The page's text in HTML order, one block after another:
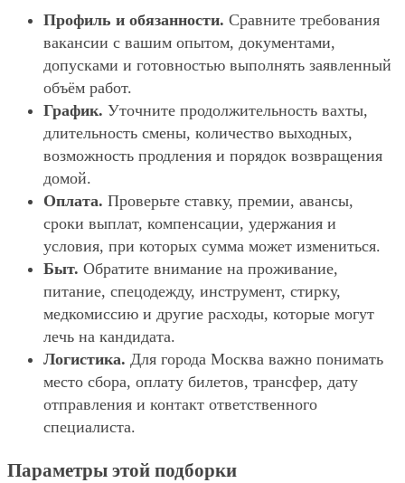
Профиль и обязанности. Сравните требования
вакансии с вашим опытом, документами,
допусками и готовностью выполнять заявленный
объём работ.
График. Уточните продолжительность вахты,
длительность смены, количество выходных,
возможность продления и порядок возвращения
домой.
Оплата. Проверьте ставку, премии, авансы,
сроки выплат, компенсации, удержания и
условия, при которых сумма может измениться.
Быт. Обратите внимание на проживание,
питание, спецодежду, инструмент, стирку,
медкомиссию и другие расходы, которые могут
лечь на кандидата.
Логистика. Для города Москва важно понимать
место сбора, оплату билетов, трансфер, дату
отправления и контакт ответственного
специалиста.
Параметры этой подборки